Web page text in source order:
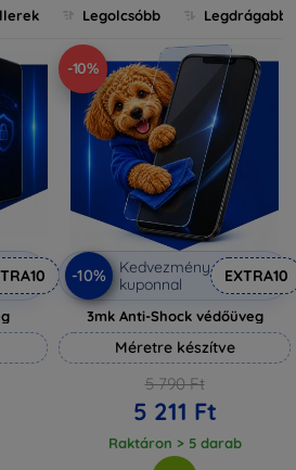
a minőséget szem
minden eszközre.
Legolcsóbb Legdrágabb
-10%
-10%
Kedvezmény
kuponnal
EXTRA10
3mk Anti-Shock védőüveg
Méretre készítve
5 790 Ft
5 211 Ft
Raktáron > 5 darab